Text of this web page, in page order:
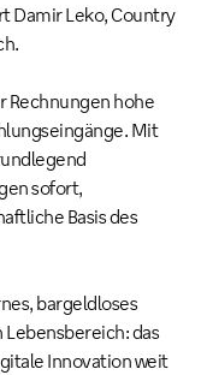
Damir Leko, Country
Rechnungen hohe
Mit
sofort,
Basis des
bargeldloses
das
Innovation weit